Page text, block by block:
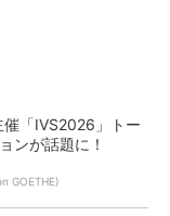
催「IVS2026」トー
ンが話題に！
GOETHE)